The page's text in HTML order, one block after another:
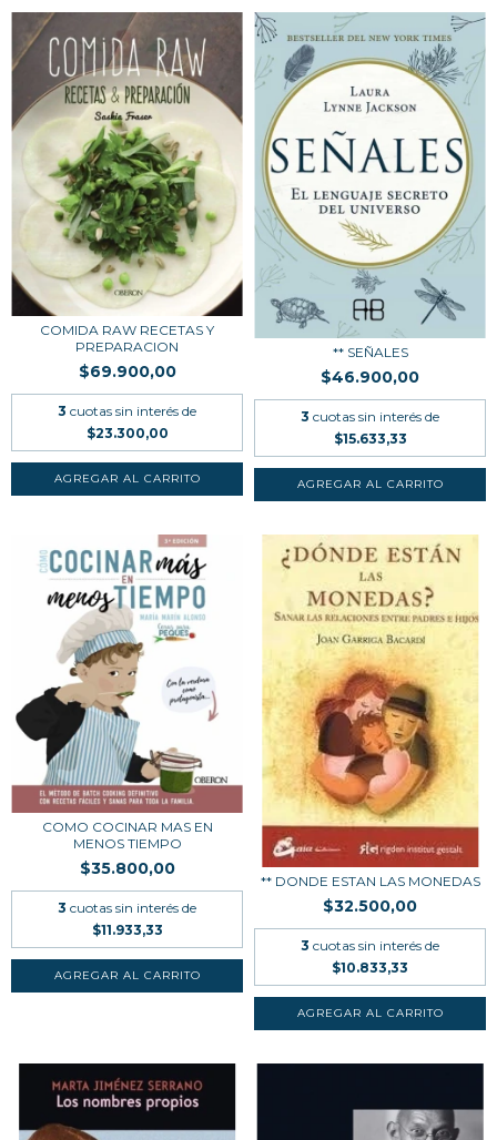
COMIDA RAW RECETAS Y
PREPARACION
$69.900,00
3 cuotas sin interés de
$23.300,00
** SEÑALES
$46.900,00
3 cuotas sin interés de
$15.633,33
COMO COCINAR MAS EN
MENOS TIEMPO
$35.800,00
3 cuotas sin interés de
$11.933,33
** DONDE ESTAN LAS MONEDAS
$32.500,00
3 cuotas sin interés de
$10.833,33